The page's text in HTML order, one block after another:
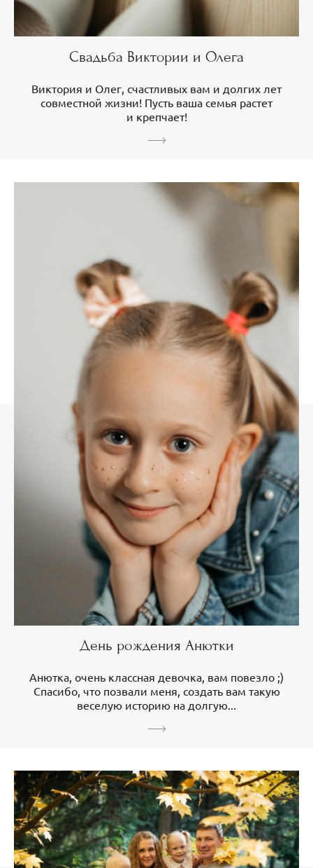
Свадьба Виктории и Олега
Виктория и Олег, счастливых вам и долгих лет
совместной жизни! Пусть ваша семья растет
и крепчает!
День рождения Анютки
Анютка, очень классная девочка, вам повезло ;)
Спасибо, что позвали меня, создать вам такую
веселую историю на долгую...